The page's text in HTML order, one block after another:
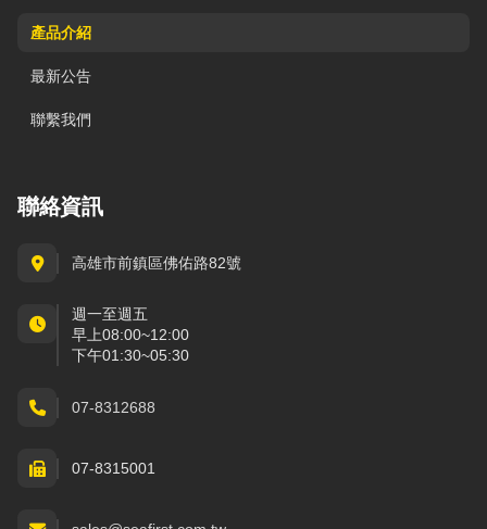
產品介紹
最新公告
聯繫我們
聯絡資訊
高雄市前鎮區佛佑路82號
週一至週五
早上08:00~12:00
下午01:30~05:30
07-8312688
07-8315001